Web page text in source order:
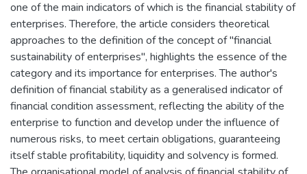
one of the main indicators of which is the financial stability of
enterprises. Therefore, the article considers theoretical
approaches to the definition of the concept of "financial
sustainability of enterprises", highlights the essence of the
category and its importance for enterprises. The author's
definition of financial stability as a generalised indicator of
financial condition assessment, reflecting the ability of the
enterprise to function and develop under the influence of
numerous risks, to meet certain obligations, guaranteeing
itself stable profitability, liquidity and solvency is formed.